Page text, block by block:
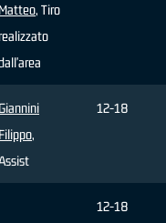
Matteo, Tiro
Giannini
Filippo,
12-18
12-18